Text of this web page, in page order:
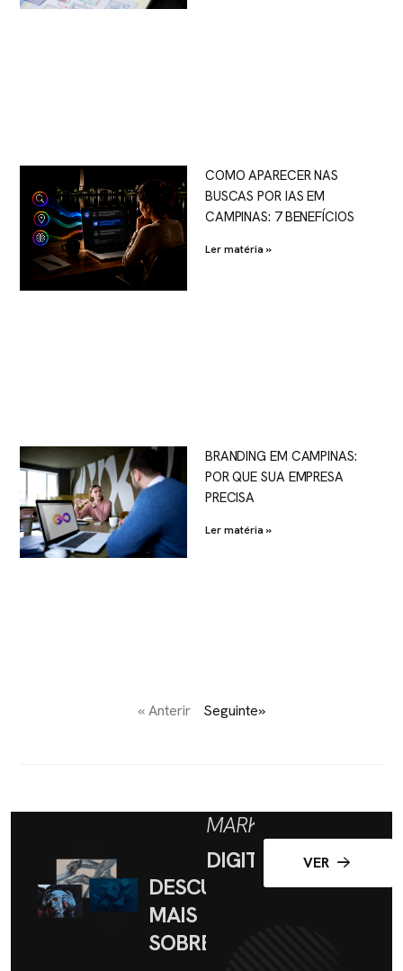
COMO APARECER NAS
BUSCAS POR IAS EM
CAMPINAS: 7 BENEFÍCIOS
Ler matéria »
BRANDING EM CAMPINAS:
POR QUE SUA EMPRESA
PRECISA
Ler matéria »
« Anterir Seguinte»
DESCUBRA
MAIS
SOBRE
MARKETING
DIGITAL
VER